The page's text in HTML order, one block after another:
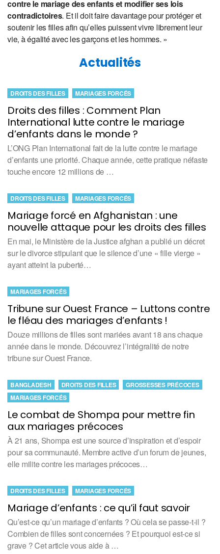
contre le mariage des enfants et modifier ses lois
contradictoires. Et il doit faire davantage pour protéger et
soutenir les filles afin qu’elles puissent vivre librement leur
vie, à égalité avec les garçons et les hommes. »
Actualités
Droits des filles : Comment Plan
International lutte contre le mariage
d’enfants dans le monde ?
DROITS DES FILLES MARIAGES FORCÉS
L’ONG Plan International fait de la lutte contre le mariage
d’enfants une priorité. Chaque année, cette pratique néfaste
touche encore 12 millions de …
Mariage forcé en Afghanistan : une
nouvelle attaque pour les droits des filles
DROITS DES FILLES MARIAGES FORCÉS
En mai, le Ministère de la Justice afghan a publié un décret
sur le divorce stipulant que le silence d’une « fille vierge »
ayant atteint la puberté…
Tribune sur Ouest France – Luttons contre
le fléau des mariages d’enfants !
MARIAGES FORCÉS
Douze millions de filles sont mariées avant 18 ans chaque
année dans le monde. Découvrez l’intégralité de notre
tribune sur Ouest France.
Le combat de Shompa pour mettre fin
aux mariages précoces
BANGLADESH DROITS DES FILLES
GROSSESSES PRÉCOCES
MARIAGES FORCÉS
À 21 ans, Shompa est une source d’inspiration et d’espoir
pour sa communauté. Membre active d’un forum de jeunes,
elle milite contre les mariages précoces…
Mariage d’enfants : ce qu’il faut savoir
DROITS DES FILLES MARIAGES FORCÉS
Qu’est-ce qu’un mariage d’enfants ? Où cela se passe-t-il ?
Combien de filles sont concernées ? Et pourquoi est-ce si
grave ? Cet article vous aide à …